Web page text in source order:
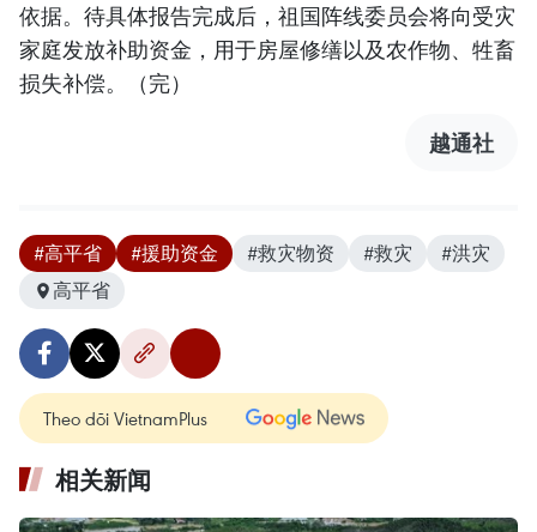
依据。待具体报告完成后，祖国阵线委员会将向受灾
家庭发放补助资金，用于房屋修缮以及农作物、牲畜
损失补偿。（完）
越通社
#高平省 #援助资金 #救灾物资 #救灾
#洪灾
高平省
Theo dõi VietnamPlus
相关新闻